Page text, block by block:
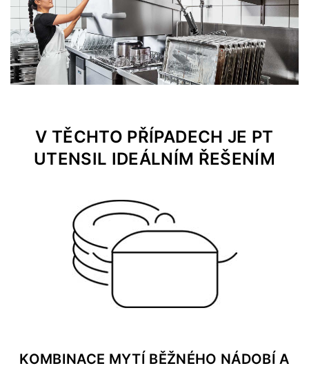
V TĚCHTO PŘÍPADECH JE PT
UTENSIL IDEÁLNÍM ŘEŠENÍM
KOMBINACE MYTÍ BĚŽNÉHO NÁDOBÍ A